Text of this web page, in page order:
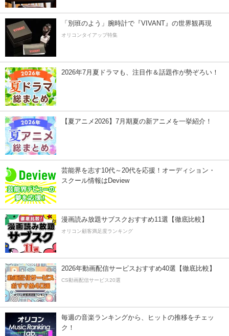
「別班のよう」腕時計で『VIVANT』の世界観再現
オリコンタイアップ特集
2026年7月夏ドラマも、注目作＆話題作が勢ぞろい！
【夏アニメ2026】7月期夏の新アニメを一挙紹介！
芸能界を志す10代～20代を応援！オーディション・
スクール情報はDeview
漫画読み放題サブスクおすすめ11選【徹底比較】
オリコン顧客満足度ランキング
2026年動画配信サービスおすすめ40選【徹底比較】
CS動画配信サービス20選
毎週の音楽ランキングから、ヒットの推移をチェッ
ク！